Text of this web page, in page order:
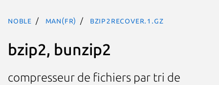
noble man(fr) bzip2recover.1.gz
bzip2, bunzip2
compresseur de fichiers par tri de